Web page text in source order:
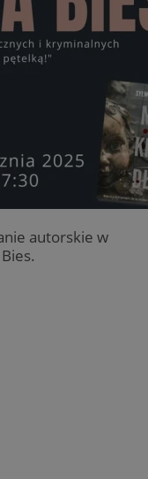
autorskie w